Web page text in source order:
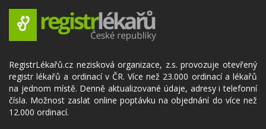
RegistrLékařů.cz nezisková organizace, z.s. provozuje otevřený
registr lékařů a ordinací v ČR. Více než 23.000 ordinací a lékařů
na jednom místě. Denně aktualizované údaje, adresy i telefonní
čísla. Možnost zaslat online poptávku na objednání do více než
12.000 ordinací.